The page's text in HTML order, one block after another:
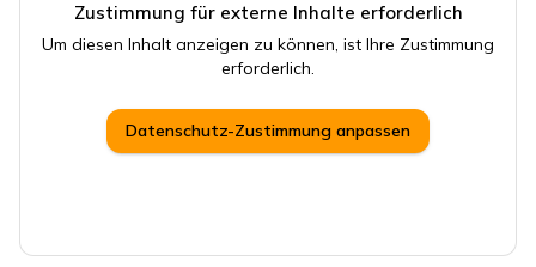
Zustimmung für externe Inhalte erforderlich
Um diesen Inhalt anzeigen zu können, ist Ihre Zustimmung
erforderlich.
Datenschutz-Zustimmung anpassen